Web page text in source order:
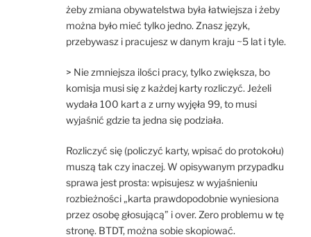
żeby zmiana obywatelstwa była łatwiejsza i żeby
można było mieć tylko jedno. Znasz język,
przebywasz i pracujesz w danym kraju ~5 lat i tyle.
> Nie zmniejsza ilości pracy, tylko zwiększa, bo
komisja musi się z każdej karty rozliczyć. Jeżeli
wydała 100 kart a z urny wyjęła 99, to musi
wyjaśnić gdzie ta jedna się podziała.
Rozliczyć się (policzyć karty, wpisać do protokołu)
muszą tak czy inaczej. W opisywanym przypadku
sprawa jest prosta: wpisujesz w wyjaśnieniu
rozbieżności „karta prawdopodobnie wyniesiona
przez osobę głosującą” i over. Zero problemu w tę
stronę. BTDT, można sobie skopiować.